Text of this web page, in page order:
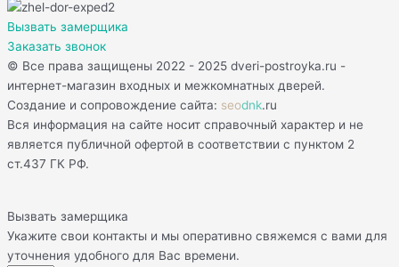
Вызвать замерщика
Заказать звонок
© Все права защищены 2022 - 2025 dveri-postroyka.ru -
интернет-магазин входных и межкомнатных дверей.
Создание и сопровождение сайта: seodnk.ru
Вся информация на сайте носит справочный характер и не
является публичной офертой в соответствии с пунктом 2
ст.437 ГК РФ.
Вызвать замерщика
Укажите свои контакты и мы оперативно свяжемся с вами для
уточнения удобного для Вас времени.